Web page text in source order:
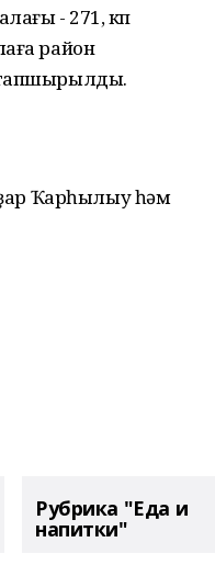
- 271, күп
район
тапшырылды.
Ҡарһылыу һәм
Рубрика "Еда и
напитки"